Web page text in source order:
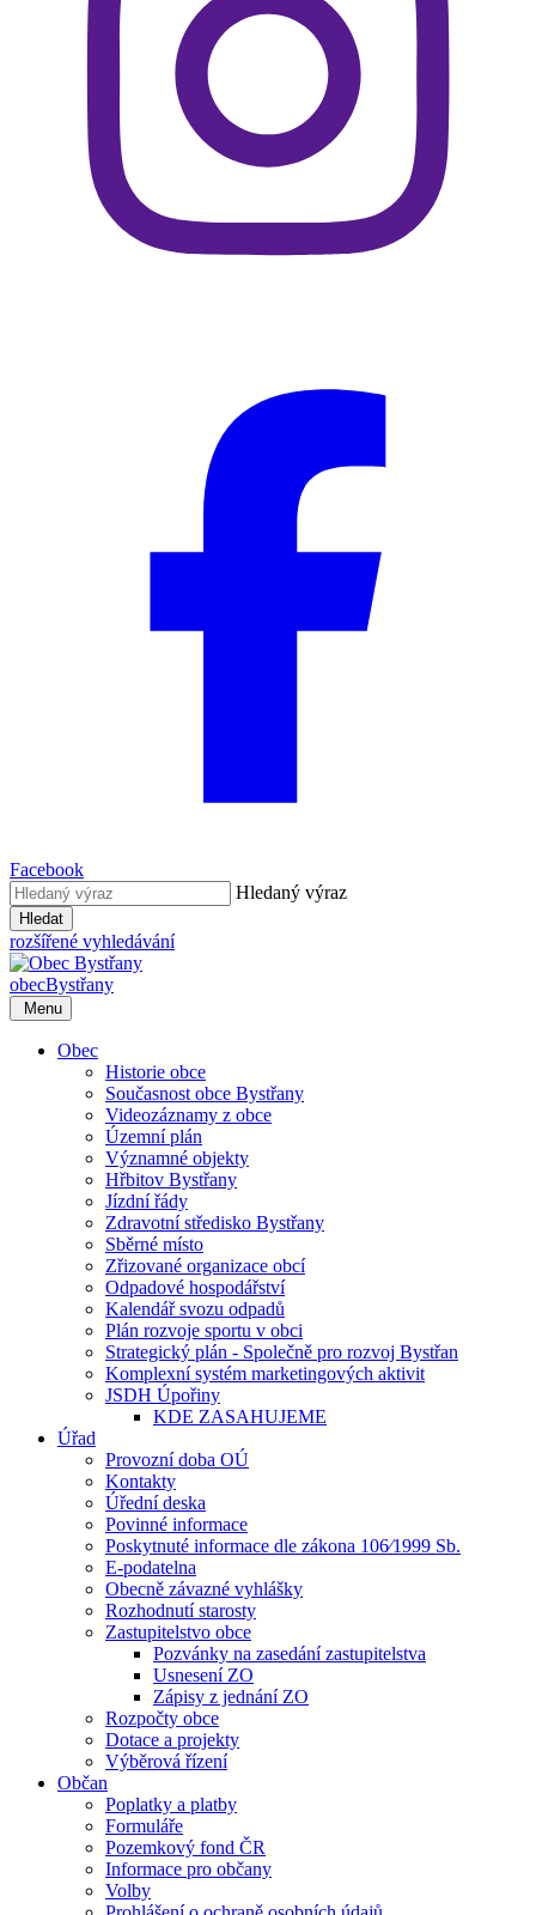
Facebook
Hledaný výraz
Hledat
rozšířené vyhledávání
obecBystřany
Menu
Obec
Historie obce
Současnost obce Bystřany
Videozáznamy z obce
Územní plán
Významné objekty
Hřbitov Bystřany
Jízdní řády
Zdravotní středisko Bystřany
Sběrné místo
Zřizované organizace obcí
Odpadové hospodářství
Kalendář svozu odpadů
Plán rozvoje sportu v obci
Strategický plán - Společně pro rozvoj Bystřan
Komplexní systém marketingových aktivit
JSDH Úpořiny
KDE ZASAHUJEME
Úřad
Provozní doba OÚ
Kontakty
Úřední deska
Povinné informace
Poskytnuté informace dle zákona 106⁄1999 Sb.
E-podatelna
Obecně závazné vyhlášky
Rozhodnutí starosty
Zastupitelstvo obce
Pozvánky na zasedání zastupitelstva
Usnesení ZO
Zápisy z jednání ZO
Rozpočty obce
Dotace a projekty
Výběrová řízení
Občan
Poplatky a platby
Formuláře
Pozemkový fond ČR
Informace pro občany
Volby